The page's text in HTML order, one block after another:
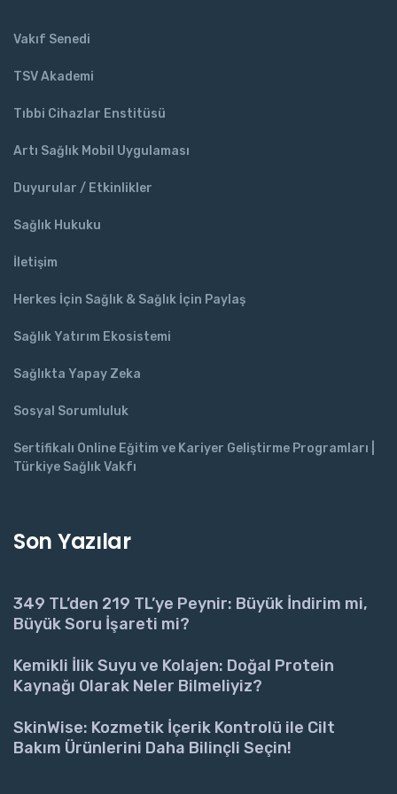
Vakıf Senedi
TSV Akademi
Tıbbi Cihazlar Enstitüsü
Artı Sağlık Mobil Uygulaması
Duyurular / Etkinlikler
Sağlık Hukuku
İletişim
Herkes İçin Sağlık & Sağlık İçin Paylaş
Sağlık Yatırım Ekosistemi
Sağlıkta Yapay Zeka
Sosyal Sorumluluk
Sertifikalı Online Eğitim ve Kariyer Geliştirme Programları |
Türkiye Sağlık Vakfı
Son Yazılar
349 TL’den 219 TL’ye Peynir: Büyük İndirim mi,
Büyük Soru İşareti mi?
Kemikli İlik Suyu ve Kolajen: Doğal Protein
Kaynağı Olarak Neler Bilmeliyiz?
SkinWise: Kozmetik İçerik Kontrolü ile Cilt
Bakım Ürünlerini Daha Bilinçli Seçin!